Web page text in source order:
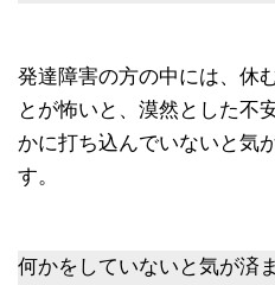
発達障害の方の中には、休
とが怖いと、漠然とした不
かに打ち込んでいないと気
す。
何かをしていないと気が済